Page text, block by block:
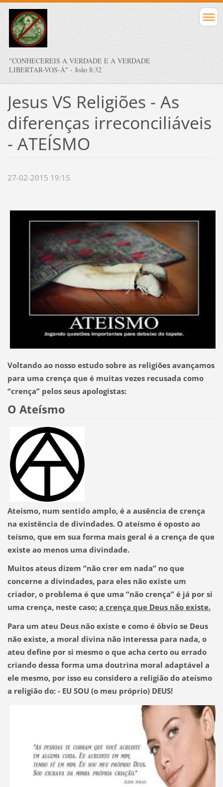
"CONHECEREIS A VERDADE E A VERDADE
LIBERTAR-VOS-Á" - João 8:32
Jesus VS Religiões - As
diferenças irreconciliáveis
- ATEÍSMO
27-02-2015 19:15
Voltando ao nosso estudo sobre as religiões avançamos
para uma crença que é muitas vezes recusada como
“crença” pelos seus apologistas:
O Ateísmo
Ateísmo, num sentido amplo, é a ausência de crença
na existência de divindades. O ateísmo é oposto ao
teísmo, que em sua forma mais geral é a crença de que
existe ao menos uma divindade.
Muitos ateus dizem “não crer em nada” no que
concerne a divindades, para eles não existe um
criador, o problema é que uma “não crença” é já por si
uma crença, neste caso; a crença que Deus não existe.
Para um ateu Deus não existe e como é óbvio se Deus
não existe, a moral divina não interessa para nada, o
ateu define por si mesmo o que acha certo ou errado
criando dessa forma uma doutrina moral adaptável a
ele mesmo, por isso eu considero a religião do ateísmo
a religião do: - EU SOU (o meu próprio) DEUS!